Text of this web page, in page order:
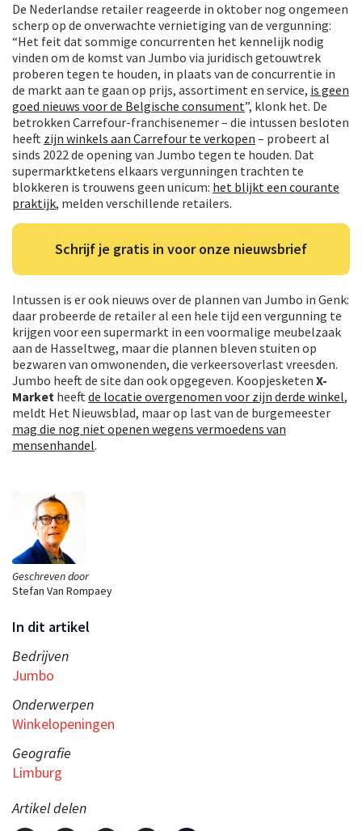
Geschreven door
Stefan Van Rompaey
In dit artikel
Bedrijven
Jumbo
Onderwerpen
Winkelopeningen
Geografie
Limburg
Artikel delen
De Nederlandse retailer reageerde in oktober nog ongemeen
scherp op de onverwachte vernietiging van de vergunning:
“Het feit dat sommige concurrenten het kennelijk nodig
vinden om de komst van Jumbo via juridisch getouwtrek
proberen tegen te houden, in plaats van de concurrentie in
de markt aan te gaan op prijs, assortiment en service, is geen
goed nieuws voor de Belgische consument”, klonk het. De
betrokken Carrefour-franchisenemer – die intussen besloten
heeft zijn winkels aan Carrefour te verkopen – probeert al
sinds 2022 de opening van Jumbo tegen te houden. Dat
supermarktketens elkaars vergunningen trachten te
blokkeren is trouwens geen unicum: het blijkt een courante
praktijk, melden verschillende retailers.
Schrijf je gratis in voor onze nieuwsbrief
Intussen is er ook nieuws over de plannen van Jumbo in Genk:
daar probeerde de retailer al een hele tijd een vergunning te
krijgen voor een supermarkt in een voormalige meubelzaak
aan de Hasseltweg, maar die plannen bleven stuiten op
bezwaren van omwonenden, die verkeersoverlast vreesden.
Jumbo heeft de site dan ook opgegeven. Koopjesketen X-
Market heeft de locatie overgenomen voor zijn derde winkel,
meldt Het Nieuwsblad, maar op last van de burgemeester
mag die nog niet openen wegens vermoedens van
mensenhandel.